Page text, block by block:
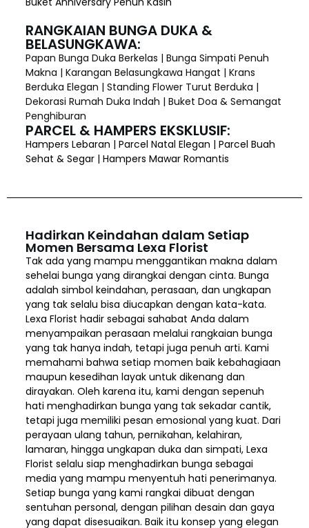
RANGKAIAN BUNGA DUKA &
BELASUNGKAWA:
Papan Bunga Duka Berkelas | Bunga Simpati Penuh
Makna | Karangan Belasungkawa Hangat | Krans
Berduka Elegan | Standing Flower Turut Berduka |
Dekorasi Rumah Duka Indah | Buket Doa & Semangat
Penghiburan
PARCEL & HAMPERS EKSKLUSIF:
Hampers Lebaran | Parcel Natal Elegan | Parcel Buah
Sehat & Segar | Hampers Mawar Romantis
Hadirkan Keindahan dalam Setiap
Momen Bersama Lexa Florist
Tak ada yang mampu menggantikan makna dalam
sehelai bunga yang dirangkai dengan cinta. Bunga
adalah simbol keindahan, perasaan, dan ungkapan
yang tak selalu bisa diucapkan dengan kata-kata.
Lexa Florist hadir sebagai sahabat Anda dalam
menyampaikan perasaan melalui rangkaian bunga
yang tak hanya indah, tetapi juga penuh arti. Kami
memahami bahwa setiap momen baik kebahagiaan
maupun kesedihan layak untuk dikenang dan
dirayakan. Oleh karena itu, kami dengan sepenuh
hati menghadirkan bunga yang tak sekadar cantik,
tetapi juga memiliki pesan emosional yang kuat. Dari
perayaan ulang tahun, pernikahan, kelahiran,
lamaran, hingga ungkapan duka dan simpati, Lexa
Florist selalu siap menghadirkan bunga sebagai
media yang mampu menyentuh hati penerimanya.
Setiap bunga yang kami rangkai dibuat dengan
sentuhan personal, dengan pilihan desain dan gaya
yang dapat disesuaikan. Baik itu konsep yang elegan